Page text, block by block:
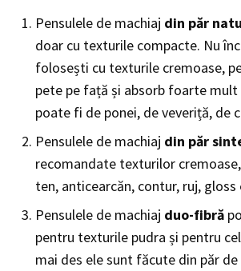
Pensulele de machiaj din păr
doar cu texturile compacte. Nu
folosești cu texturile cremoase,
pete pe față și absorb foarte
poate fi de ponei, de veveriță, de
Pensulele de machiaj din păr
recomandate texturilor
ten, anticearcăn, contur, ruj, gloss
Pensulele de machiaj duo-fibră
pentru texturile pudra și pentru
mai des ele sunt făcute din păr de